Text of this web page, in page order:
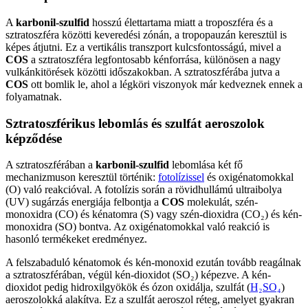
A karbonil-szulfid hosszú élettartama miatt a troposzféra és a
sztratoszféra közötti keveredési zónán, a tropopauzán keresztül is
képes átjutni. Ez a vertikális transzport kulcsfontosságú, mivel a
COS a sztratoszféra legfontosabb kénforrása, különösen a nagy
vulkánkitörések közötti időszakokban. A sztratoszférába jutva a
COS ott bomlik le, ahol a légköri viszonyok már kedveznek ennek a
folyamatnak.
Sztratoszférikus lebomlás és szulfát aeroszolok
képződése
A sztratoszférában a karbonil-szulfid lebomlása két fő
mechanizmuson keresztül történik: fotolízissel és oxigénatomokkal
(O) való reakcióval. A fotolízis során a rövidhullámú ultraibolya
(UV) sugárzás energiája felbontja a COS molekulát, szén-
monoxidra (CO) és kénatomra (S) vagy szén-dioxidra (CO₂) és kén-
monoxidra (SO) bontva. Az oxigénatomokkal való reakció is
hasonló termékeket eredményez.
A felszabaduló kénatomok és kén-monoxid ezután tovább reagálnak
a sztratoszférában, végül kén-dioxidot (SO₂) képezve. A kén-
dioxidot pedig hidroxilgyökök és ózon oxidálja, szulfát (H₂SO₄)
aeroszolokká alakítva. Ez a szulfát aeroszol réteg, amelyet gyakran